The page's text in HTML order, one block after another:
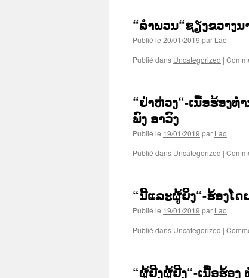
“ລຳພວນ“ຊຽງຂວາງ
Publié le 20/01/2019 par Lao
Publié dans Uncategorized |
“ຢ່າຫ່ວງ“-ເນື້ອຮ້ອງ
ພົງ ອາວົງ
Publié le 19/01/2019 par Lao
Publié dans Uncategorized |
“ນີ້ແລະຜູ້ຍິງ“-ຮ້ອງໂ
Publié le 19/01/2019 par Lao
Publié dans Uncategorized |
“ຜູ້ຍີງຜູ້ຍີງ“-ເນື້ອຮ້ອ